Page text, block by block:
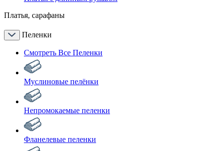
Платья, сарафаны
Пеленки
Смотреть Все Пеленки
Муслиновые пелёнки
Непромокаемые пеленки
Фланелевые пеленки